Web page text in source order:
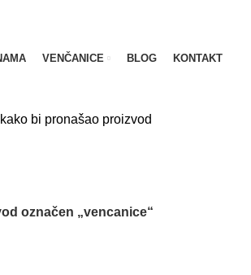
VENČANICE BLOG KONTAKT
označen „vencanice“
bi pronašao proizvod